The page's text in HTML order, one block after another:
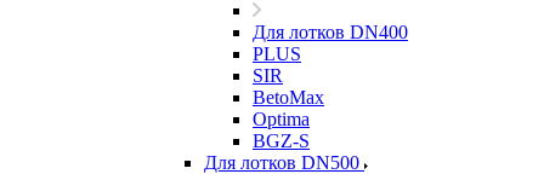
Для лотков DN400
PLUS
SIR
BetoMax
Optima
BGZ-S
Для лотков DN500